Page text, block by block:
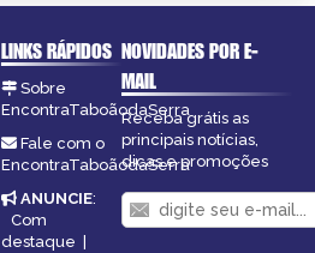
LINKS RÁPIDOS
Sobre
EncontraTaboãodaSerra
Fale com o
EncontraTaboãodaSerra
ANUNCIE:
Com
destaque
NOVIDADES POR E-
MAIL
Receba grátis as
principais notícias,
dicas e promoções